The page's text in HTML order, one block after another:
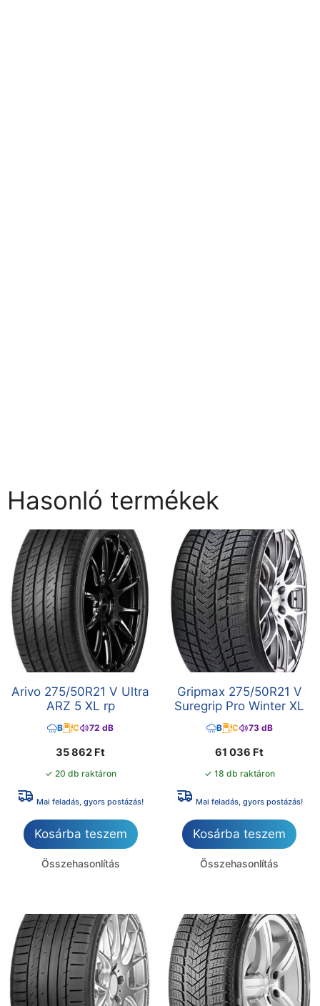
Hasonló termékek
Arivo 275/50R21 V Ultra
ARZ 5 XL rp
B C 72 dB
35 862 Ft
✓ 20 db raktáron
Mai feladás, gyors postázás!
Kosárba teszem
Összehasonlítás
Gripmax 275/50R21 V
Suregrip Pro Winter XL
B C 73 dB
61 036 Ft
✓ 18 db raktáron
Mai feladás, gyors postázás!
Kosárba teszem
Összehasonlítás